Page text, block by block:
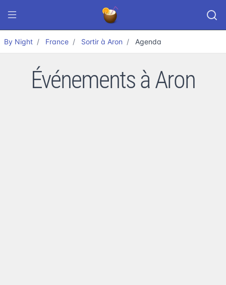
By Night France Sortir à Aron Agenda
Événements à Aron